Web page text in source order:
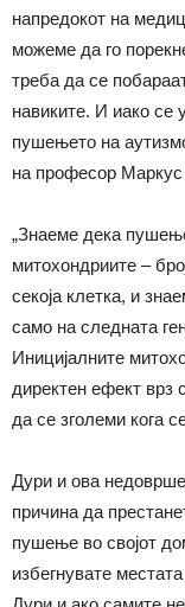
напредокот на
можеме да го
треба да се
навиките. И иако се
пушењето на
на професор
„Знаеме дека
митохондриите –
секоја клетка, и
само на следната
Иницијалните
директен ефект врз
да се зголеми кога
Дури и ова
причина да
пушење во својот
избегнувате